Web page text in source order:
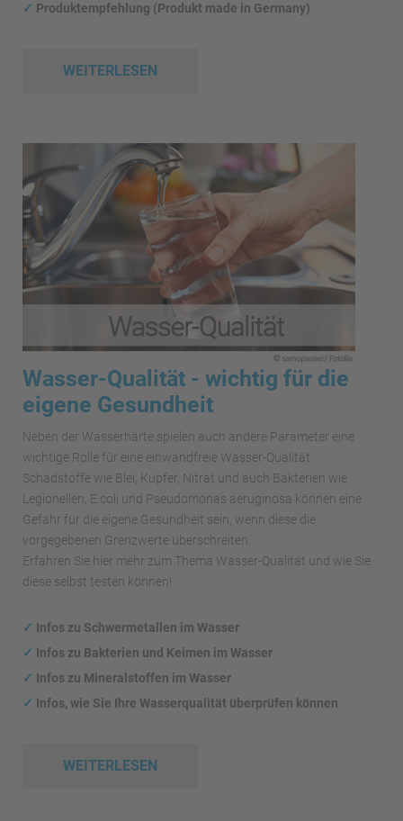
✓ Produktempfehlung (Produkt made in Germany)
WEITERLESEN
Wasser-Qualität - wichtig für die
eigene Gesundheit
Neben der Wasserhärte spielen auch andere Parameter eine
wichtige Rolle für eine einwandfreie Wasser-Qualität.
Schadstoffe wie Blei, Kupfer, Nitrat und auch Bakterien wie
Legionellen, E.coli und Pseudomonas aeruginosa können eine
Gefahr für die eigene Gesundheit sein, wenn diese die
vorgegebenen Grenzwerte überschreiten.
Erfahren Sie hier mehr zum Thema Wasser-Qualität und wie Sie
diese selbst testen können!
✓ Infos zu Schwermetallen im Wasser
✓ Infos zu Bakterien und Keimen im Wasser
✓ Infos zu Mineralstoffen im Wasser
✓ Infos, wie Sie Ihre Wasserqualität überprüfen können
WEITERLESEN